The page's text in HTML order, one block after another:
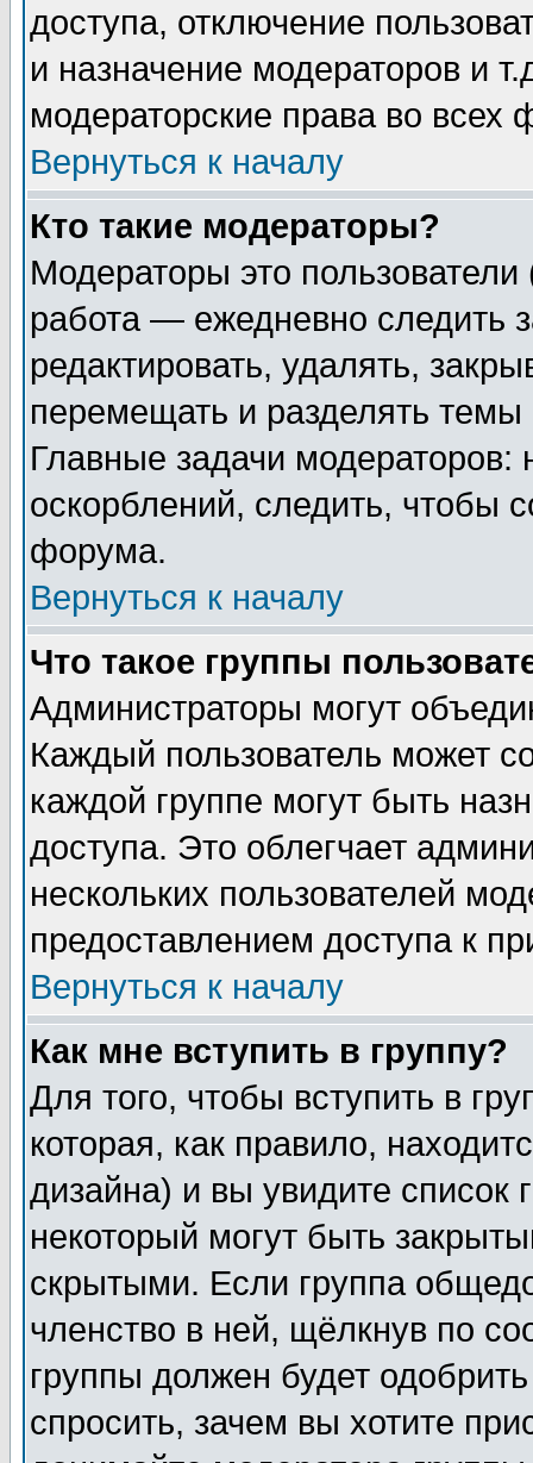
доступа, отключение
и назначение модераторов и
модераторские права во всех
Вернуться к началу
Кто такие модераторы?
Модераторы это
работа — ежедневно следить
редактировать, удалять,
перемещать и разделять
Главные задачи
оскорблений, следить, чтобы
форума.
Вернуться к началу
Что такое группы
Администраторы могут
Каждый пользователь может
каждой группе могут быть
доступа. Это облегчает
нескольких пользователей
предоставлением доступа к
Вернуться к началу
Как мне вступить в группу?
Для того, чтобы вступить в
которая, как правило,
дизайна) и вы увидите список
некоторый могут быть
скрытыми. Если группа
членство в ней, щёлкнув по
группы должен будет
спросить, зачем вы хотите